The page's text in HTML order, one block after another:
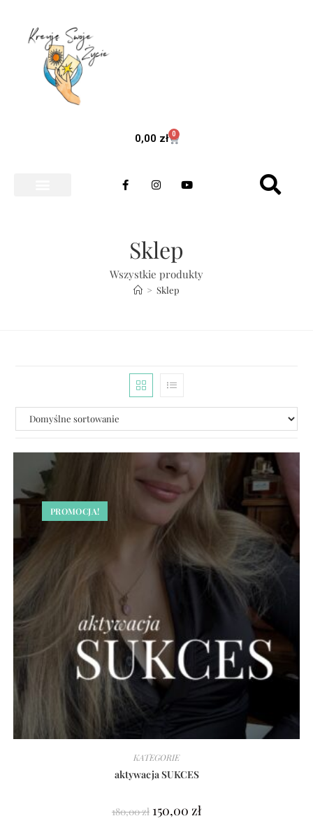
0,00 zł 0
Sklep
Wszystkie produkty
> Sklep
PROMOCJA!
KATEGORIE
aktywacja SUKCES
180,00zł 150,00 zł